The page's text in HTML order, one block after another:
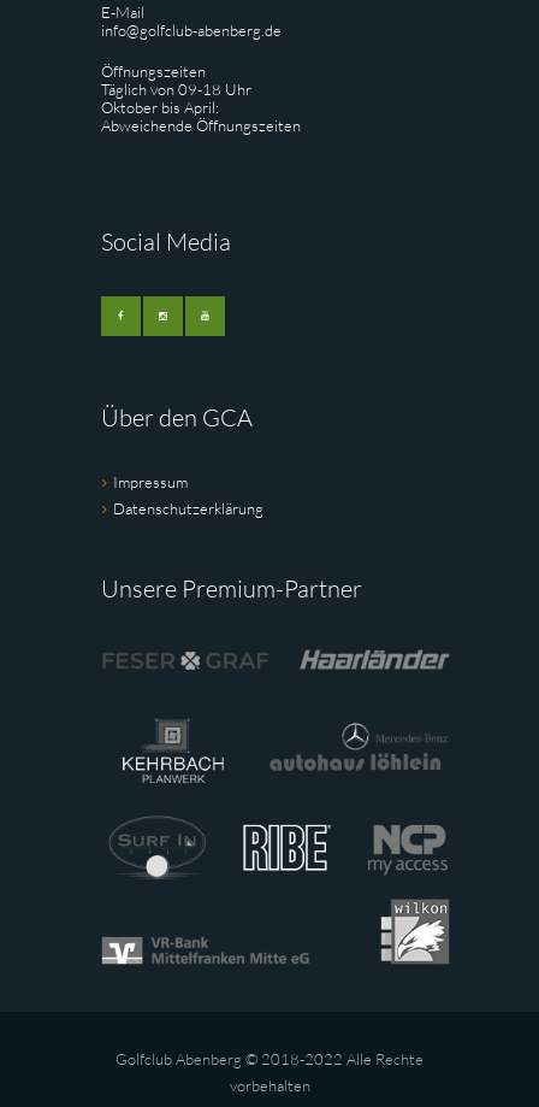
E-Mail
info@golfclub-abenberg.de
Öffnungszeiten
Täglich von 09-18 Uhr
Oktober bis April:
Abweichende Öffnungszeiten
Social Media
Über den GCA
Impressum
Datenschutzerklärung
Unsere Premium-Partner
Golfclub Abenberg © 2018-2022 Alle Rechte
vorbehalten